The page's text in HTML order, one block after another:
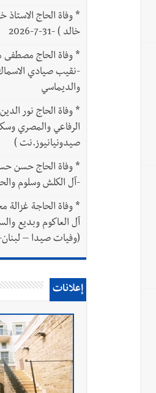
* وفاة الحاج الاستاذ
خالد ) -31-7-2026
*
-نقيب صيادي
والديماسي
*
الرفاعي والمصري
صيدونيانيوز.نت )
*
-آل الكلش وسلوم
*
آل العاكوم وبديع
(وفيات صيدا –
إعلانات